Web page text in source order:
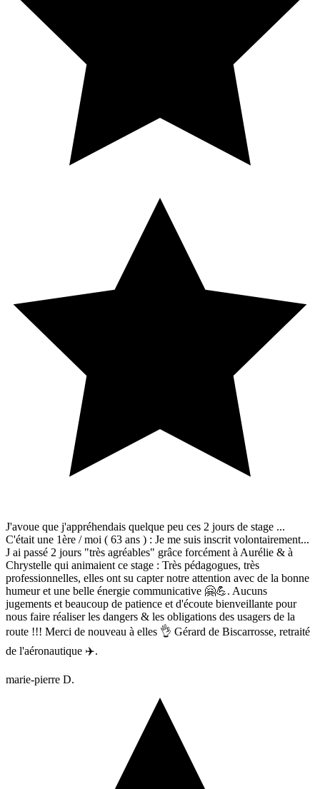
J'avoue que j'appréhendais quelque peu ces 2 jours de stage ...
C'était une 1ère / moi ( 63 ans ) : Je me suis inscrit volontairement...
J ai passé 2 jours "très agréables" grâce forcément à Aurélie & à
Chrystelle qui animaient ce stage : Très pédagogues, très
professionnelles, elles ont su capter notre attention avec de la bonne
humeur et une belle énergie communicative 🤗💪. Aucuns
jugements et beaucoup de patience et d'écoute bienveillante pour
nous faire réaliser les dangers & les obligations des usagers de la
route !!! Merci de nouveau à elles 👌 Gérard de Biscarrosse, retraité
de l'aéronautique ✈️.
marie-pierre D.